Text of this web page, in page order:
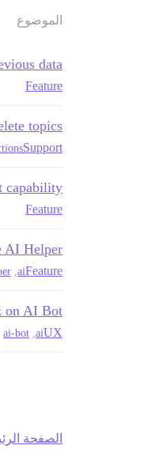
الموضوع
data
Feature
topics
Support
capability
Feature
AI Helper
Feature
ai
on AI Bot
UX
ai
ai-bot
الصفحة